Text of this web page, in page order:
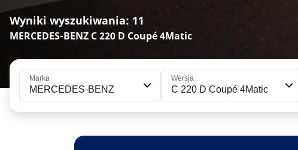
Wyniki wyszukiwania: 11
MERCEDES-BENZ C 220 D Coupé 4Matic
Marka
MERCEDES-BENZ
Wersja
C 220 D Coupé 4Matic